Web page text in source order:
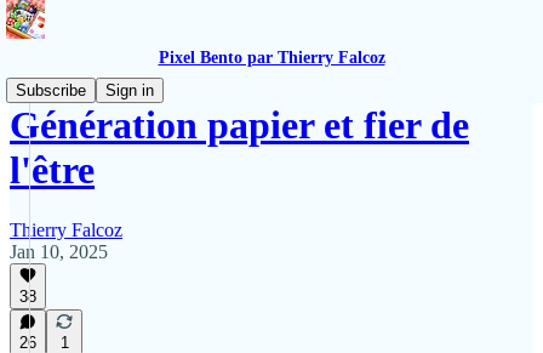
Pixel Bento par Thierry Falcoz
Subscribe
Sign in
Génération papier et fier de
l'être
Thierry Falcoz
Jan 10, 2025
38
26 1